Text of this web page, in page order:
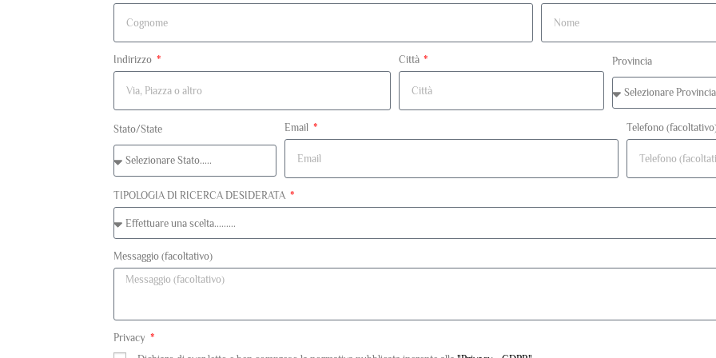
Indirizzo Città Provincia
Stato/State Email Telefono
TIPOLOGIA DI RICERCA DESIDERATA
Messaggio (facoltativo)
Privacy